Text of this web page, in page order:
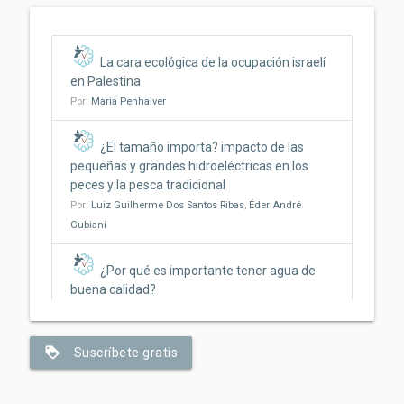
La cara ecológica de la ocupación israelí
en Palestina
Por: Maria Penhalver
¿El tamaño importa? impacto de las
pequeñas y grandes hidroeléctricas en los
peces y la pesca tradicional
Por: Luiz Guilherme Dos Santos Ribas, Éder André
Gubiani
¿Por qué es importante tener agua de
buena calidad?
Del fuego al fogón: cómo el acto de
loyalty Suscríbete gratis